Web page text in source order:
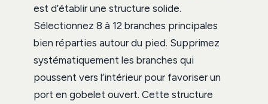
est d’établir une structure solide.
Sélectionnez 8 à 12 branches principales
bien réparties autour du pied. Supprimez
systématiquement les branches qui
poussent vers l’intérieur pour favoriser un
port en gobelet ouvert. Cette structure